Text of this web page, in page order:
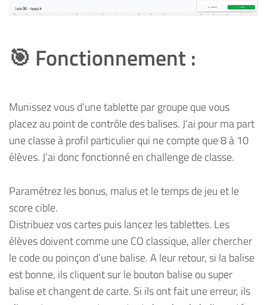
🎯 Fonctionnement :
Munissez vous d’une tablette par groupe que vous
placez au point de contrôle des balises. J’ai pour ma part
une classe à profil particulier qui ne compte que 8 à 10
élèves. J’ai donc fonctionné en challenge de classe.
Paramétrez les bonus, malus et le temps de jeu et le
score cible.
Distribuez vos cartes puis lancez les tablettes. Les
élèves doivent comme une CO classique, aller chercher
le code ou poinçon d’une balise. A leur retour, si la balise
est bonne, ils cliquent sur le bouton balise ou super
balise et changent de carte. Si ils ont fait une erreur, ils